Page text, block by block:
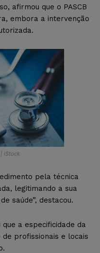
afirmou que o PASCB
embora a intervenção
iStock
pela técnica
legitimando a sua
saúde”, destacou.
a especificidade da
profissionais e locais